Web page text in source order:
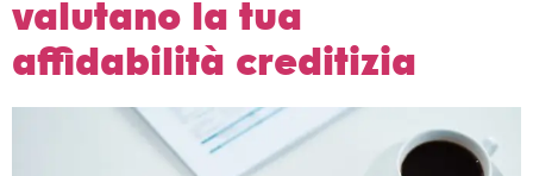
valutano la tua
affidabilità creditizia